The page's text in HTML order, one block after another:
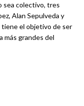
sea colectivo, tres
Alan Sepulveda y
tiene el objetivo de ser
más grandes del